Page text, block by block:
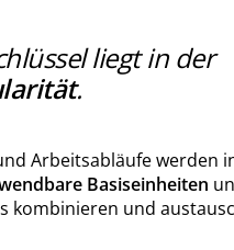
liegt in der
.
Arbeitsabläufe werden
Basiseinheiten
kombinieren und